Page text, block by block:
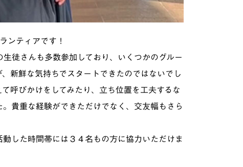
ンティアです！
徒さんも多数参加しており、いくつかのグルー
新鮮な気持ちでスタートできたのではないでし
呼びかけをしてみたり、立ち位置を工夫するな
貴重な経験ができただけでなく、交友幅もさら
した時間帯には３４名もの方に協力いただけま